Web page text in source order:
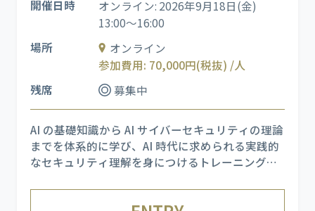
開催日時
オンライン: 2026年9月18日(金)
13:00～16:00
場所
オンライン
参加費用: 70,000円(税抜) /人
残席
募集中
AI の基礎知識から AI サイバーセキュリティの理論
までを体系的に学び、AI 時代に求められる実践的
なセキュリティ理解を身につけるトレーニングで
習を通じて、理論だけでは掴みにくい攻撃の成立